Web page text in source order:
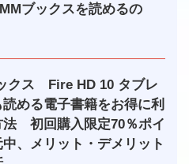
ブックスを読めるの
クス Fire HD 10 タブレ
読める電子書籍をお得に利
法 初回購入限定70％ポイ
中、メリット・デメリット